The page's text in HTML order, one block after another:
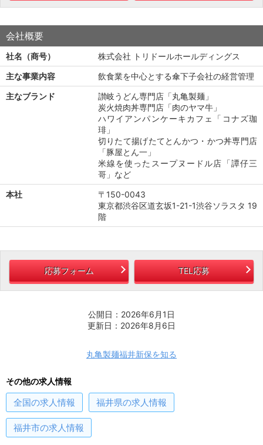
会社概要
社名（商号）
株式会社 トリドールホールディングス
主な事業内容
飲食業を中心とする傘下子会社の経営管理
主なブランド
讃岐うどん専門店「丸亀製麺」
炭火焼肉丼専門店「肉のヤマ牛」
ハワイアンパンケーキカフェ「コナズ珈
琲」
切りたて揚げたてとんかつ・かつ丼専門店
「豚屋とん一」
米線を使ったスープヌードル店「譚仔三
哥」など
本社
〒150-0043
東京都渋谷区道玄坂1-21-1渋谷ソラスタ 19
階
応募フォーム TEL応募
公開日：2026年6月1日
更新日：2026年8月6日
丸亀製麺福井新保を知る
その他の求人情報
全国の求人情報 福井県の求人情報
福井市の求人情報